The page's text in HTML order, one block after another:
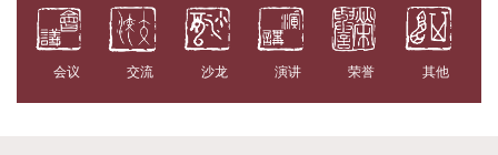
会议 交流 沙龙 演讲 荣誉 其他